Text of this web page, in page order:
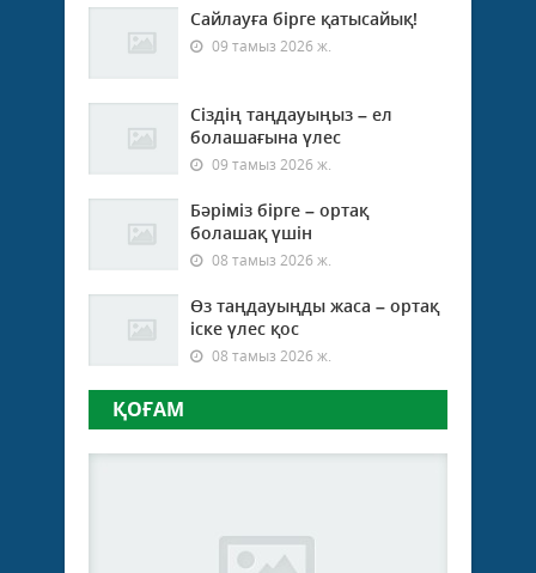
Сайлауға бірге қатысайық!
09 тамыз 2026 ж.
Сіздің таңдауыңыз – ел
болашағына үлес
09 тамыз 2026 ж.
Бәріміз бірге – ортақ
болашақ үшін
08 тамыз 2026 ж.
Өз таңдауыңды жаса – ортақ
іске үлес қос
08 тамыз 2026 ж.
ҚОҒАМ